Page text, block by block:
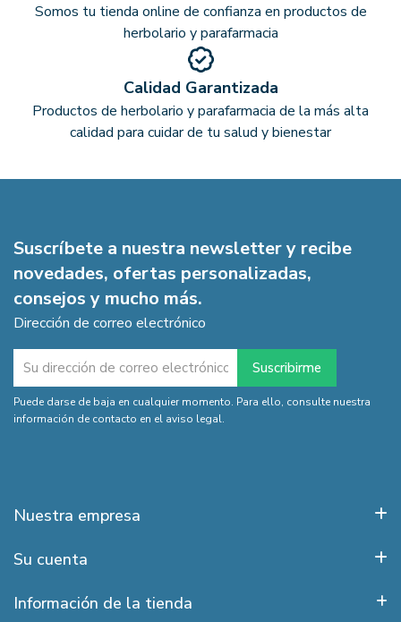
Somos tu tienda online de confianza en productos de
herbolario y parafarmacia
Calidad Garantizada
Productos de herbolario y parafarmacia de la más alta
calidad para cuidar de tu salud y bienestar
Suscríbete a nuestra newsletter y recibe
novedades, ofertas personalizadas,
consejos y mucho más.
Dirección de correo electrónico
Puede darse de baja en cualquier momento. Para ello, consulte nuestra
información de contacto en el aviso legal.
Nuestra empresa
Su cuenta
Información de la tienda